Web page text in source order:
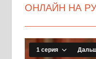
ОНЛАЙН НА